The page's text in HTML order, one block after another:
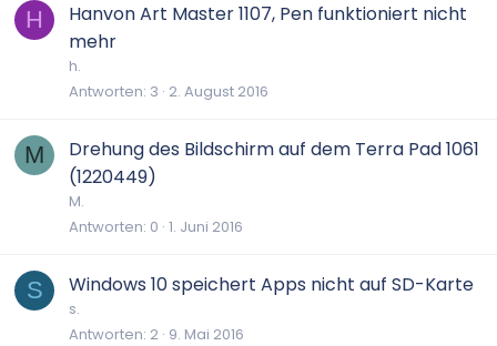
H
Hanvon Art Master 1107, Pen funktioniert nicht
mehr
h.
Antworten 3 2. August 2016
M
Drehung des Bildschirm auf dem Terra Pad 1061
(1220449)
M.
Antworten 0 1. Juni 2016
S Windows 10 speichert Apps nicht auf SD-Karte
s.
Antworten 2 9. Mai 2016